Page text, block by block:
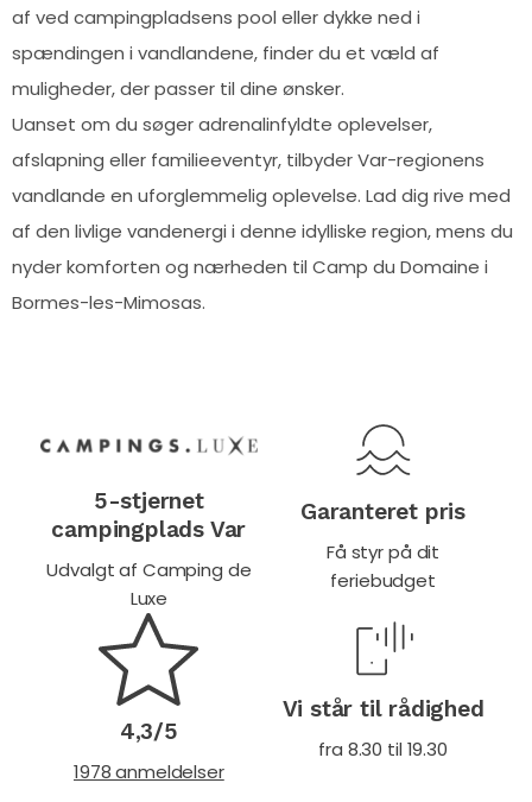
af ved campingpladsens pool eller dykke ned i
spændingen i vandlandene, finder du et væld af
muligheder, der passer til dine ønsker.
Uanset om du søger adrenalinfyldte oplevelser,
afslapning eller familieeventyr, tilbyder Var-regionens
vandlande en uforglemmelig oplevelse. Lad dig rive med
af den livlige vandenergi i denne idylliske region, mens du
nyder komforten og nærheden til Camp du Domaine i
Bormes-les-Mimosas.
5-stjernet
campingplads Var
Udvalgt af Camping de
Luxe
Garanteret pris
Få styr på dit
feriebudget
4,3/5
1978 anmeldelser
Vi står til rådighed
fra 8.30 til 19.30